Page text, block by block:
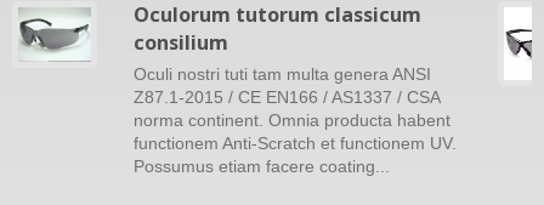
Oculorum tutorum classicum
consilium
Oculi nostri tuti tam multa genera ANSI
Z87.1-2015 / CE EN166 / AS1337 / CSA
norma continent. Omnia producta habent
functionem Anti-Scratch et functionem UV.
Possumus etiam facere coating...